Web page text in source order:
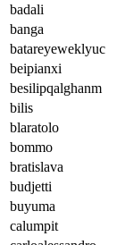
badali
banga
batareyeweklyuc
beipianxi
besilipqalghanm
bilis
blaratolo
bommo
bratislava
budjetti
buyuma
calumpit